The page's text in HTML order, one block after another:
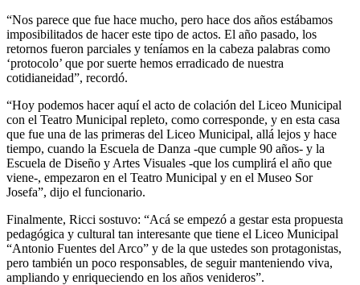
“Nos parece que fue hace mucho, pero hace dos años estábamos
imposibilitados de hacer este tipo de actos. El año pasado, los
retornos fueron parciales y teníamos en la cabeza palabras como
‘protocolo’ que por suerte hemos erradicado de nuestra
cotidianeidad”, recordó.
“Hoy podemos hacer aquí el acto de colación del Liceo Municipal
con el Teatro Municipal repleto, como corresponde, y en esta casa
que fue una de las primeras del Liceo Municipal, allá lejos y hace
tiempo, cuando la Escuela de Danza -que cumple 90 años- y la
Escuela de Diseño y Artes Visuales -que los cumplirá el año que
viene-, empezaron en el Teatro Municipal y en el Museo Sor
Josefa”, dijo el funcionario.
Finalmente, Ricci sostuvo: “Acá se empezó a gestar esta propuesta
pedagógica y cultural tan interesante que tiene el Liceo Municipal
“Antonio Fuentes del Arco” y de la que ustedes son protagonistas,
pero también un poco responsables, de seguir manteniendo viva,
ampliando y enriqueciendo en los años venideros”.